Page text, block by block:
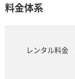
料金体系
レンタル料